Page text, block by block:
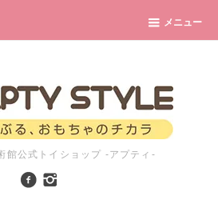
メニュー
館公式トイショップ -アプティ-